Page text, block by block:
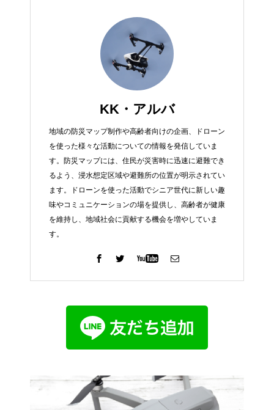
KK・アルバ
地域の防災マップ制作や高齢者向けの企画、ドローン
を使った様々な活動についての情報を発信していま
す。防災マップには、住民が災害時に迅速に避難でき
るよう、浸水想定区域や避難所の位置が明示されてい
ます。ドローンを使った活動でシニア世代に新しい趣
味やコミュニケーションの場を提供し、高齢者が健康
を維持し、地域社会に貢献する機会を増やしていま
す。